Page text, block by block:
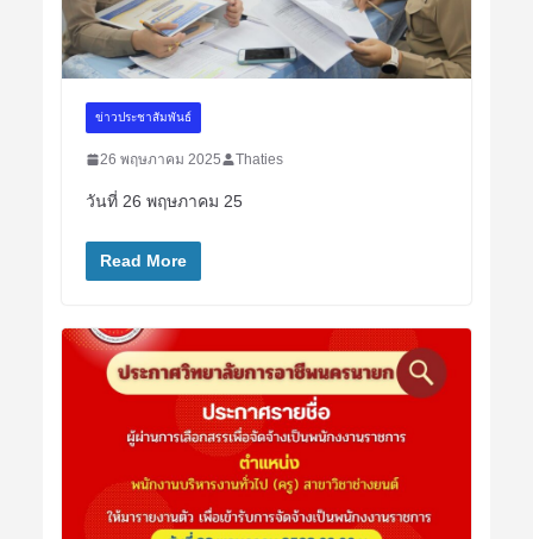
ข่าวประชาสัมพันธ์
26 พฤษภาคม 2025 Thaties
วันที่ 26 พฤษภาคม 25
Read More